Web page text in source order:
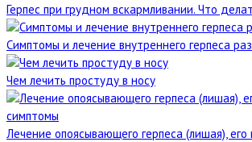
Герпес при грудном вскармливании. Что
Симптомы и лечение внутреннего герпеса
Чем лечить простуду в носу
Лечение опоясывающего герпеса (лишая), его